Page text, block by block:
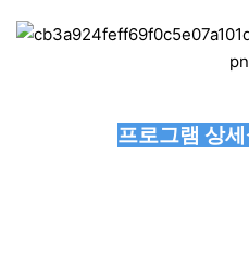
프로그램 상